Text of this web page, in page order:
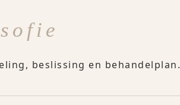
beslissing en behandelplan.